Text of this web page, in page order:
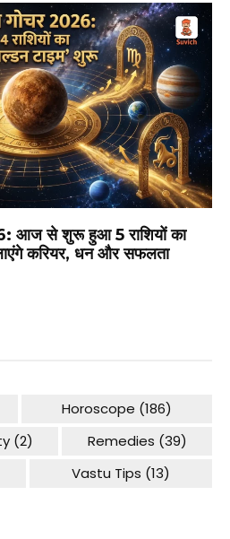
से शुरू हुआ 5 राशियों का
करियर, धन और सफलता
Horoscope (186)
(2) Remedies (39)
Vastu Tips (13)